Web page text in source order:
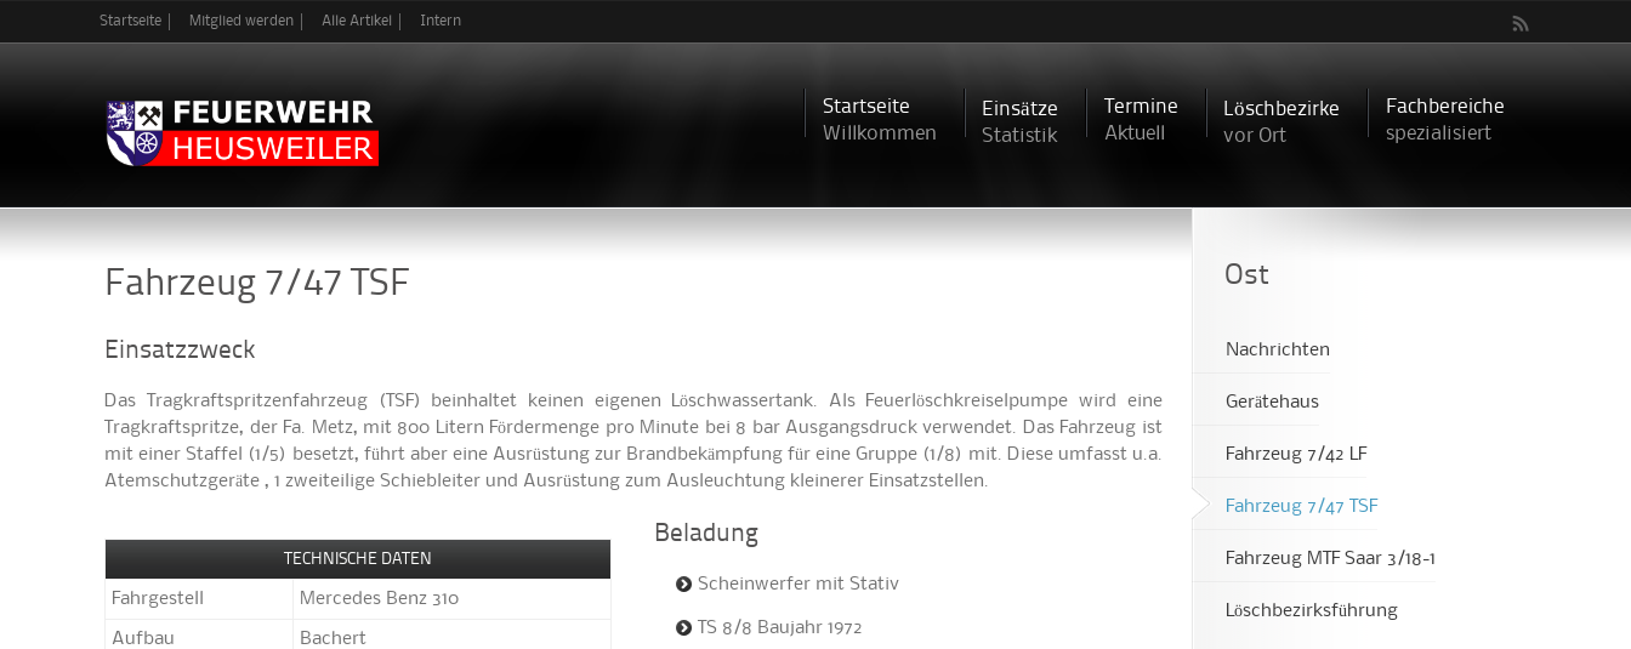
zum
Startseite Mitglied werden Alle Artikel Intern
Startseite
Willkommen
Einsätze
Statistik
Termine
Aktuell
Löschbezirke
vor Ort
Fachbereiche
spezialisiert
Fahrzeug 7/47 TSF
Einsatzzweck
Das Tragkraftspritzenfahrzeug (TSF) beinhaltet keinen eigenen Löschwassertank. Als Feuerlöschkreiselpumpe wird eine
Tragkraftspritze, der Fa. Metz, mit 800 Litern Fördermenge pro Minute bei 8 bar Ausgangsdruck verwendet. Das Fahrzeug ist
mit einer Staffel (1/5) besetzt, führt aber eine Ausrüstung zur Brandbekämpfung für eine Gruppe (1/8) mit. Diese umfasst u.a.
Atemschutzgeräte , 1 zweiteilige Schiebleiter und Ausrüstung zum Ausleuchtung kleinerer Einsatzstellen.
TECHNISCHE DATEN
Fahrgestell Mercedes Benz 310
Aufbau Bachert
Beladung
Scheinwerfer mit Stativ
TS 8/8 Baujahr 1972
Ost
Nachrichten
Gerätehaus
Fahrzeug 7/42 LF
Fahrzeug 7/47 TSF
Fahrzeug MTF Saar 3/18-1
Löschbezirksführung